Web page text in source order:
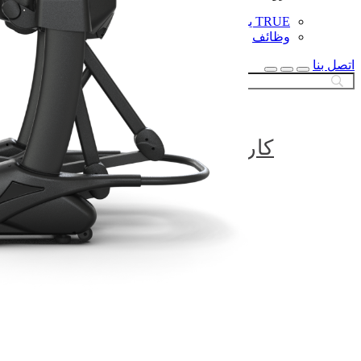
TRUE يهتم
وظائف
اتصل بنا
بحثإغلاق
البحث
كارديو